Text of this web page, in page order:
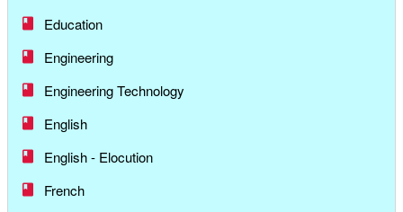
Education
Engineering
Engineering Technology
English
English - Elocution
French